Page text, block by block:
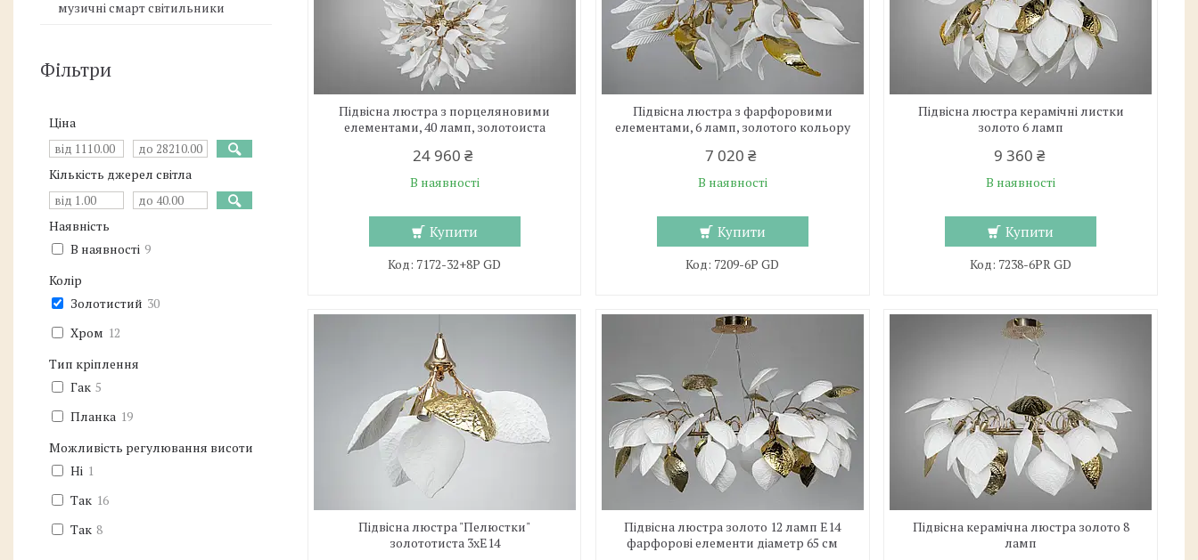
Підвісна люстра з порцеляновими
елементами, 40 ламп, золотоиста
24 960 ₴
В наявності
Купити
7172-32+8P GD
Підвісна люстра з фарфоровими
елементами, 6 ламп, золотого кольору
7 020 ₴
В наявності
Купити
7209-6P GD
Підвісна люстра керамічні листки
золото 6 ламп
9 360 ₴
В наявності
Купити
7238-6PR GD
Підвісна люстра "Пелюстки"
золототиста 3xE14
Підвісна люстра золото 12 ламп E14
фарфорові елементи діаметр 65 см
Підвісна керамічна люстра золото 8
ламп
музичні смарт світильники
Фільтри
Ціна
Кількість джерел світла
Наявність
В наявності 9
Колір
Золотистий 30
Хром 12
Тип кріплення
Гак 5
Планка 19
Можливість регулювання висоти
Ні 1
Так 16
Так 8